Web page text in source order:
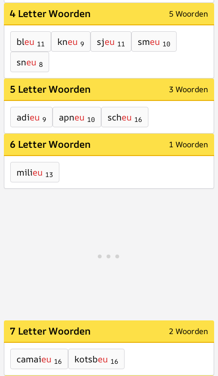
4 Letter Woorden 5 Woorden
bleu 11 kneu 9 sjeu 11 smeu 10
sneu 8
5 Letter Woorden 3 Woorden
adieu 9 apneu 10 scheu 16
6 Letter Woorden 1 Woorden
milieu 13
7 Letter Woorden 2 Woorden
camaieu 16 kotsbeu 16